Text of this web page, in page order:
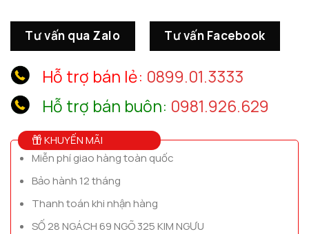
Tư vấn qua Zalo Tư vấn Facebook
Hỗ trợ bán lẻ: 0899.01.3333
Hỗ trợ bán buôn: 0981.926.629
KHUYẾN MÃI
Miễn phí giao hàng toàn quốc
Bảo hành 12 tháng
Thanh toán khi nhận hàng
SỐ 28 NGÁCH 69 NGÕ 325 KIM NGƯU